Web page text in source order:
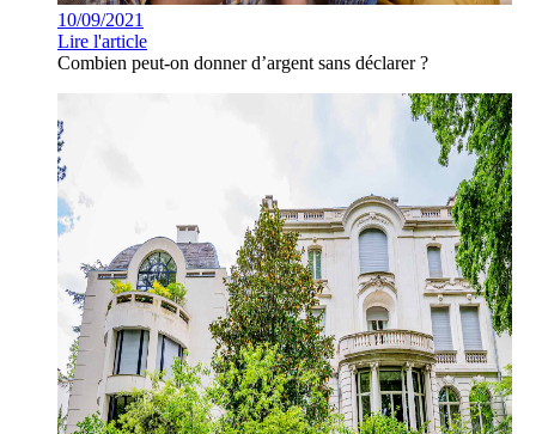
10/09/2021
Lire l'article
Combien peut-on donner d’argent sans déclarer ?